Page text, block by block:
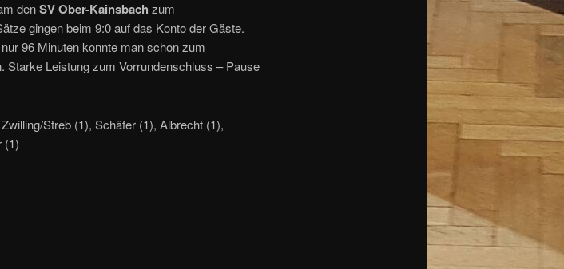
denSV Ober-Kainsbach zum
gingen beim 9:0 auf das Konto der Gäste.
96 Minuten konnte man schon zum
Starke Leistung zum Vorrundenschluss – Pause
Streb (1), Schäfer (1), Albrecht (1),
(1)